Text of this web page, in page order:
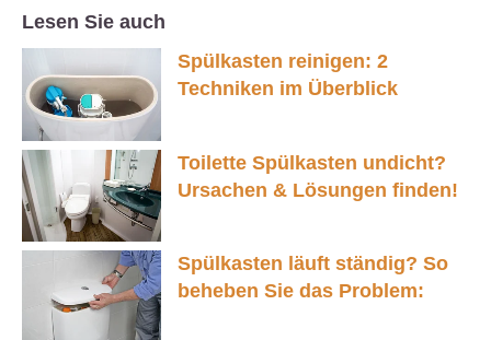
Lesen Sie auch
Spülkasten reinigen: 2
Techniken im Überblick
Toilette Spülkasten undicht?
Ursachen & Lösungen finden!
Spülkasten läuft ständig? So
beheben Sie das Problem: